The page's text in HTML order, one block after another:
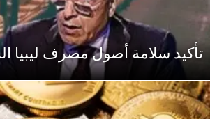
تأكيد سلامة أصول مصرف ليبيا